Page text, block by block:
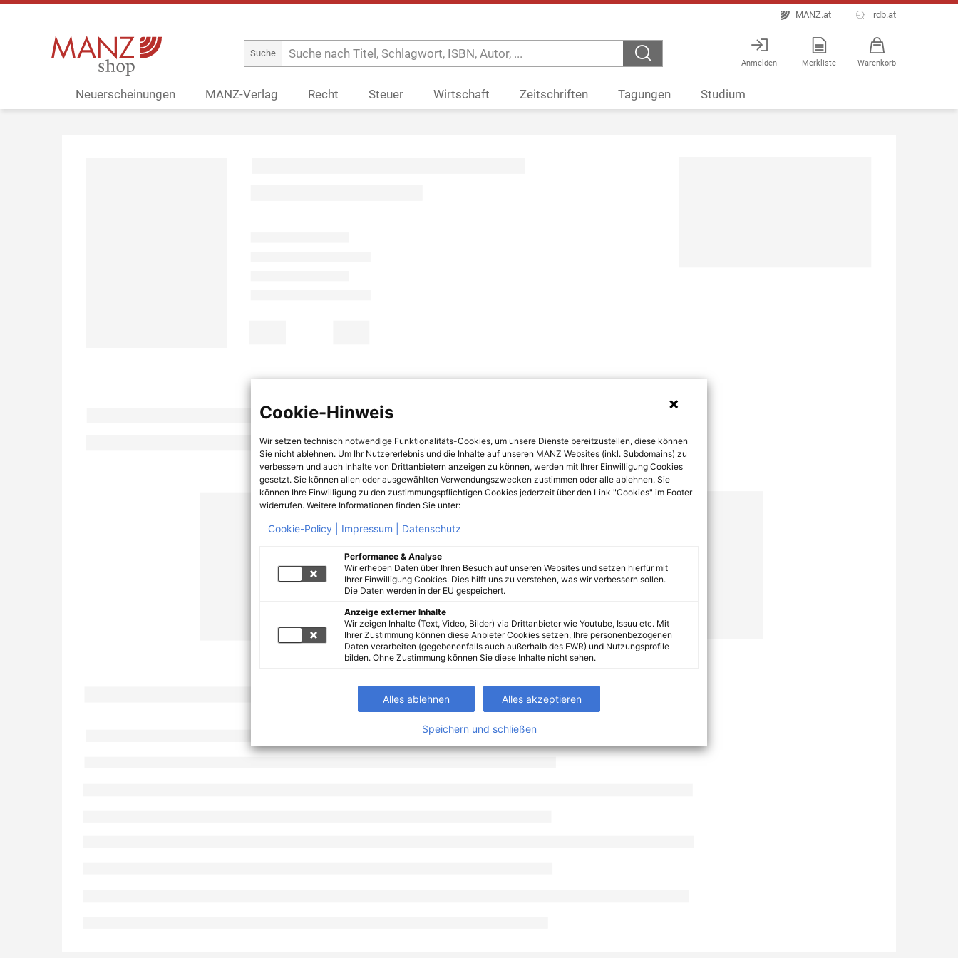
MANZ.at rdb.at
Suche
Anmelden Merkliste Warenkorb
Neuerscheinungen MANZ-Verlag Recht Steuer Wirtschaft Zeitschriften Tagungen Studium
Cookie-Hinweis
Wir setzen technisch notwendige Funktionalitäts-Cookies, um unsere Dienste bereitzustellen, diese können
Sie nicht ablehnen. Um Ihr Nutzererlebnis und die Inhalte auf unseren MANZ Websites (inkl. Subdomains) zu
verbessern und auch Inhalte von Drittanbietern anzeigen zu können, werden mit Ihrer Einwilligung Cookies
gesetzt. Sie können allen oder ausgewählten Verwendungszwecken zustimmen oder alle ablehnen. Sie
können Ihre Einwilligung zu den zustimmungspflichtigen Cookies jederzeit über den Link "Cookies" im Footer
widerrufen. Weitere Informationen finden Sie unter:
Cookie-Policy | Impressum | Datenschutz
Performance & Analyse
Wir erheben Daten über Ihren Besuch auf unseren Websites und setzen hierfür mit
Ihrer Einwilligung Cookies. Dies hilft uns zu verstehen, was wir verbessern sollen.
Die Daten werden in der EU gespeichert.
Anzeige externer Inhalte
Wir zeigen Inhalte (Text, Video, Bilder) via Drittanbieter wie Youtube, Issuu etc. Mit
Ihrer Zustimmung können diese Anbieter Cookies setzen, Ihre personenbezogenen
Daten verarbeiten (gegebenenfalls auch außerhalb des EWR) und Nutzungsprofile
bilden. Ohne Zustimmung können Sie diese Inhalte nicht sehen.
Alles ablehnen Alles akzeptieren
Speichern und schließen